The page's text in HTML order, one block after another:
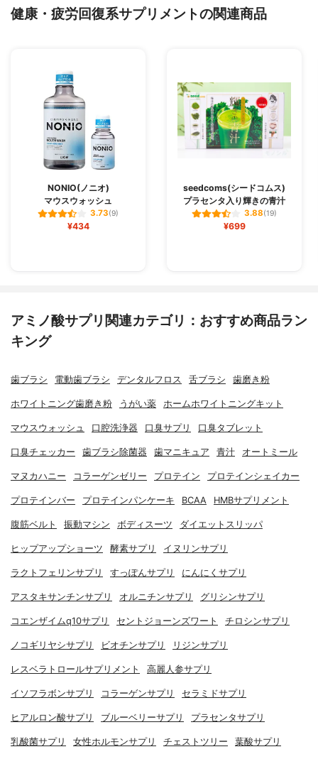
健康・疲労回復系サプリメントの関連商品
NONIO(ノニオ)
マウスウォッシュ
3.73(9)
¥434
seedcoms(シードコムス)
プラセンタ入り輝きの青汁
3.88(19)
¥699
アミノ酸サプリ関連カテゴリ：おすすめ商品ラン
キング
歯ブラシ 電動歯ブラシ デンタルフロス 舌ブラシ 歯磨き粉
ホワイトニング歯磨き粉 うがい薬 ホームホワイトニングキット
マウスウォッシュ 口腔洗浄器 口臭サプリ 口臭タブレット
口臭チェッカー 歯ブラシ除菌器 歯マニキュア 青汁 オートミール
マヌカハニー コラーゲンゼリー プロテイン プロテインシェイカー
プロテインバー プロテインパンケーキ BCAA HMBサプリメント
腹筋ベルト 振動マシン ボディスーツ ダイエットスリッパ
ヒップアップショーツ 酵素サプリ イヌリンサプリ
ラクトフェリンサプリ すっぽんサプリ にんにくサプリ
アスタキサンチンサプリ オルニチンサプリ グリシンサプリ
コエンザイムq10サプリ セントジョーンズワート チロシンサプリ
ノコギリヤシサプリ ビオチンサプリ リジンサプリ
レスベラトロールサプリメント 高麗人参サプリ
イソフラボンサプリ コラーゲンサプリ セラミドサプリ
ヒアルロン酸サプリ ブルーベリーサプリ プラセンタサプリ
乳酸菌サプリ 女性ホルモンサプリ チェストツリー 葉酸サプリ